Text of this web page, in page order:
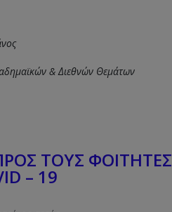
& Διεθνών Θεμάτων
ΤΟΥΣ
– 19